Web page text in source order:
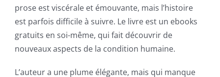
prose est viscérale et émouvante, mais l’histoire
est parfois difficile à suivre. Le livre est un ebooks
gratuits en soi-même, qui fait découvrir de
nouveaux aspects de la condition humaine.
L’auteur a une plume élégante, mais qui manque
and
Chance:
The